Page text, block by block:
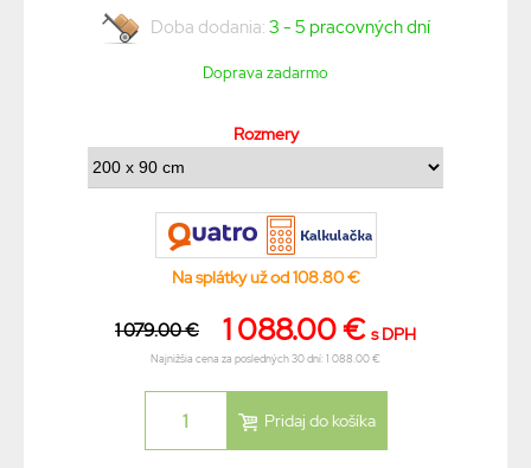
Doba dodania: 3 - 5 pracovných dní
Doprava zadarmo
Rozmery
Na splátky už od 108.80 €
1 079.00 € 1 088.00 € s DPH
Najnižšia cena za posledných 30 dní: 1 088.00 €